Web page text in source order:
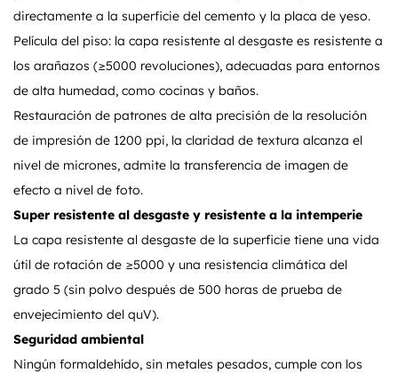
directamente a la superficie del cemento y la placa de yeso.
Película del piso: la capa resistente al desgaste es resistente a
los arañazos (≥5000 revoluciones), adecuadas para entornos
de alta humedad, como cocinas y baños.
Restauración de patrones de alta precisión de la resolución
de impresión de 1200 ppi, la claridad de textura alcanza el
nivel de micrones, admite la transferencia de imagen de
efecto a nivel de foto.
Super resistente al desgaste y resistente a la intemperie
La capa resistente al desgaste de la superficie tiene una vida
útil de rotación de ≥5000 y una resistencia climática del
grado 5 (sin polvo después de 500 horas de prueba de
envejecimiento del quV).
Seguridad ambiental
Ningún formaldehído, sin metales pesados, cumple con los